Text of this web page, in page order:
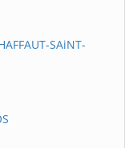
SAiNT-